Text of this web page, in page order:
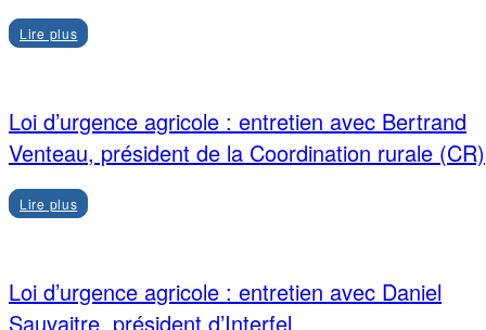
Lire plus
Loi d’urgence agricole : entretien avec Bertrand
Venteau, président de la Coordination rurale (CR)
Lire plus
Loi d’urgence agricole : entretien avec Daniel
Sauvaitre, président d’Interfel